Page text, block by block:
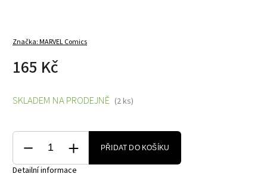
Značka:MARVEL Comics
165 Kč
SKLADEM NA PRODEJNĚ (2 ks)
PŘIDAT DO KOŠÍKU
Detailní informace